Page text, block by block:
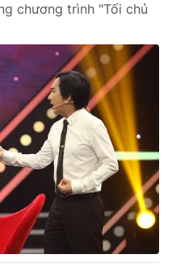
chương trình "Tối chủ